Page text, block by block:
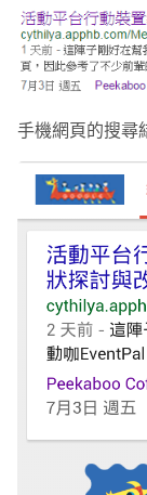
手機網頁的搜尋